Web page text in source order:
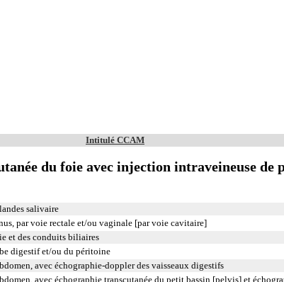
Intitulé CCAM
du foie avec injection intraveineuse de
salivaire
par voie rectale et/ou vaginale [par voie cavitaire]
et des conduits biliaires
digestif et/ou du péritoine
avec échographie-doppler des vaisseaux digestifs
avec échographie transcutanée du petit bassin [pelvis] et